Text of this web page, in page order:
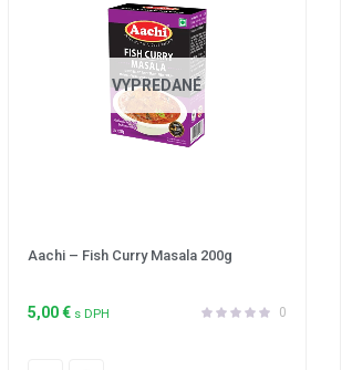
VYPREDANÉ
Aachi – Fish Curry Masala 200g
0
5,00€ s DPH